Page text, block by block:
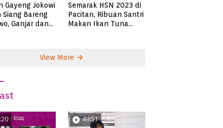
Gayeng Jokowi
Siang Bareng
Ganjar dan
Semarak HSN 2023 di
Pacitan, Ribuan Santri
Makan Ikan Tuna
View More
49:51